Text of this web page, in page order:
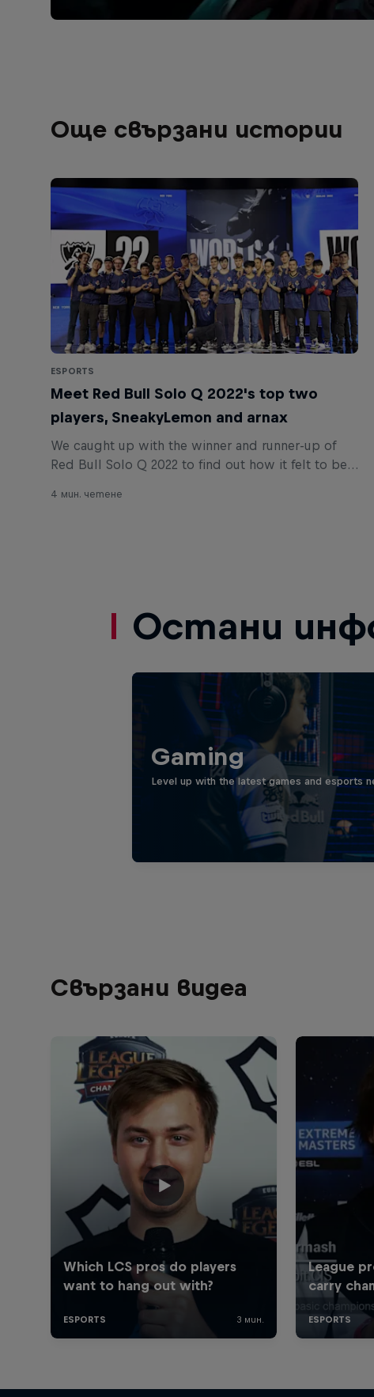
Още свързани истории
ESPORTS
Meet Red Bull Solo Q 2022's top two
players, SneakyLemon and arnax
We caught up with the winner and runner-up of
Red Bull Solo Q 2022 to find out how it felt to be
4 мин. четене
Остани
Gaming
Level up with the latest games and esports
Свързани видеа